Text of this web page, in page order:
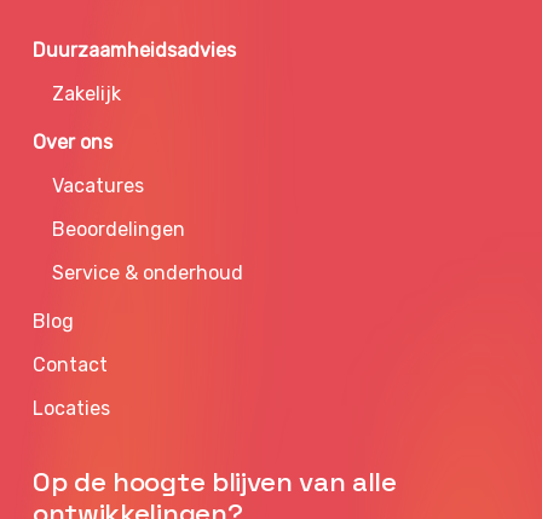
Duurzaamheidsadvies
Zakelijk
Over ons
Vacatures
Beoordelingen
Service & onderhoud
Blog
Contact
Locaties
Op de hoogte blijven van alle